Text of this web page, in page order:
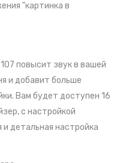
"картинка в
повысит звук в вашей
и добавит больше
Вам будет доступен 16
с настройкой
детальная настройка